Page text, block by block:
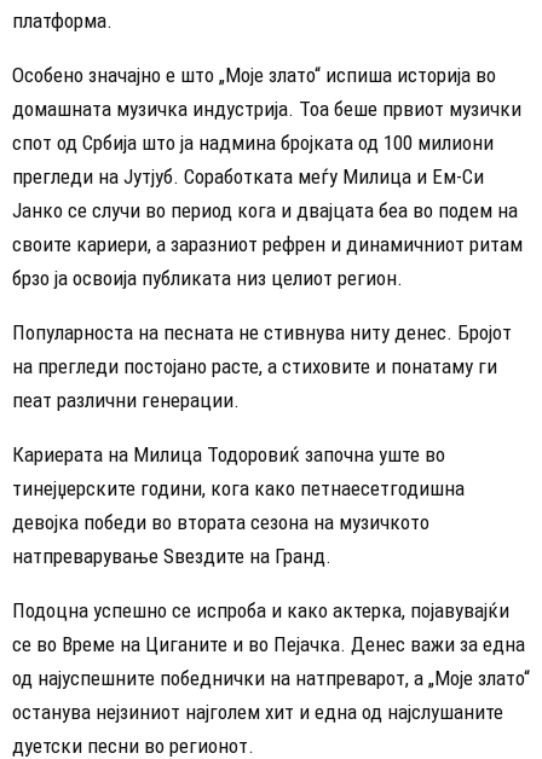
платформа.
Особено значајно е што „Моје злато“ испиша историја во
домашната музичка индустрија. Тоа беше првиот музички
спот од Србија што ја надмина бројката од 100 милиони
прегледи на Јутјуб. Соработката меѓу Милица и Ем-Си
Јанко се случи во период кога и двајцата беа во подем на
своите кариери, а заразниот рефрен и динамичниот ритам
брзо ја освоија публиката низ целиот регион.
Популарноста на песната не стивнува ниту денес. Бројот
на прегледи постојано расте, а стиховите и понатаму ги
пеат различни генерации.
Кариерата на Милица Тодоровиќ започна уште во
тинејџерските години, кога како петнаесетгодишна
девојка победи во втората сезона на музичкото
натпреварување Ѕвездите на Гранд.
Подоцна успешно се испроба и како актерка, појавувајќи
се во Време на Циганите и во Пејачка. Денес важи за една
од најуспешните победнички на натпреварот, а „Моје злато“
останува нејзиниот најголем хит и една од најслушаните
дуетски песни во регионот.